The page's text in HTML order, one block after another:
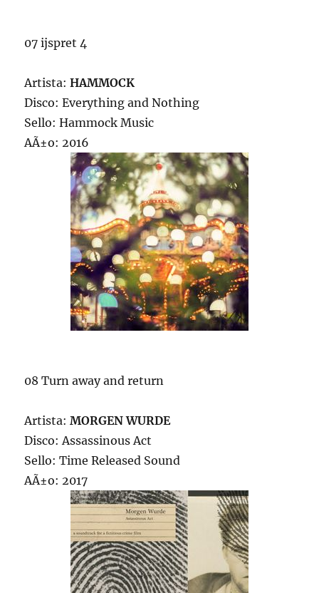
07 ijspret 4
Artista:HAMMOCK
Disco: Everything and Nothing
Sello: Hammock Music
AÃ±o: 2016
08 Turn away and return
Artista:MORGEN WURDE
Disco: Assassinous Act
Sello: Time Released Sound
AÃ±o: 2017